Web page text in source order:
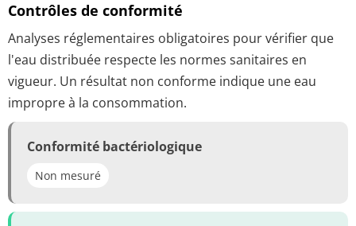
Contrôles de conformité
Analyses réglementaires obligatoires pour vérifier que
l'eau distribuée respecte les normes sanitaires en
vigueur. Un résultat non conforme indique une eau
impropre à la consommation.
Conformité bactériologique
Non mesuré